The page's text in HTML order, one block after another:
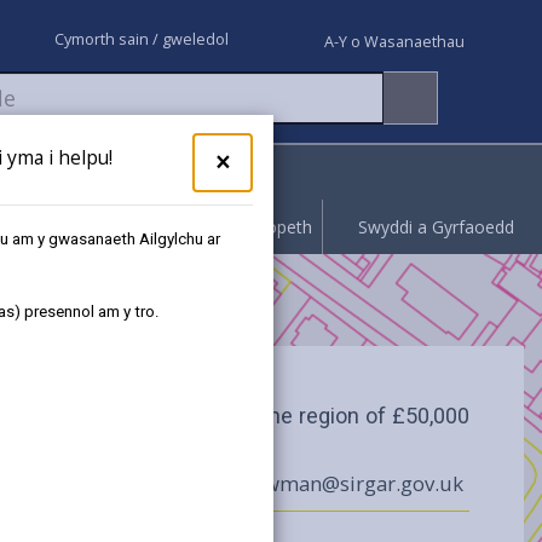
×
i helpu!
am y gwasanaeth Ailgylchu ar
presennol am y tro.
Cymorth sain / gweledol A-Y o Wasanaethau
Rhoi gwybod Hawliwch bopeth Swyddi a Gyrfaoedd
Offers in the region of £50,000
hmarienewman@sirgar.gov.uk